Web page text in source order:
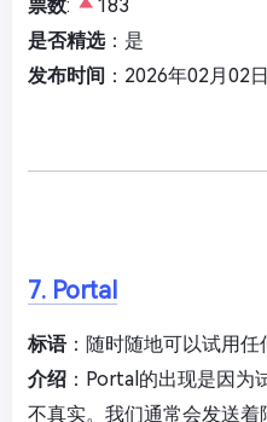
票数:
183
是否精选：是
发布时间 ：2026年02月02
7. Portal
标语：随时随地可以试用任
介绍 ：Portal的出现是因为
不真实。我们通常会发送